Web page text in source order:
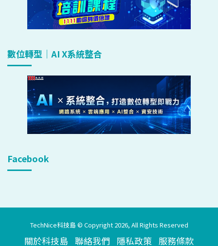
數位轉型｜AI X系統整合
Facebook
TechNice科技島 © Copyright 2026, All Rights Reserved
關於科技島 聯絡我們 隱私政策 服務條款